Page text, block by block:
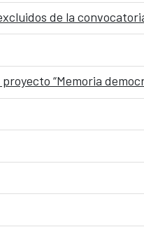
de la
“Memoria